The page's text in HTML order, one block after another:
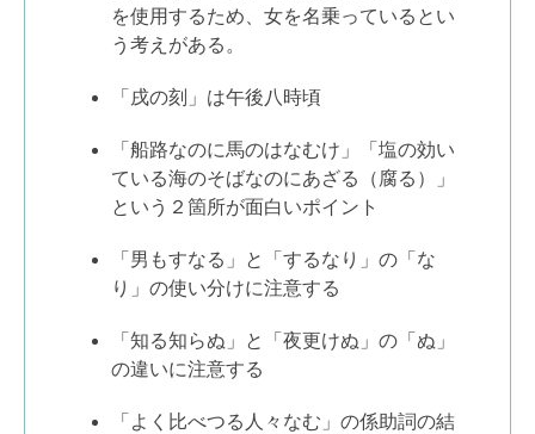
を使用するため、女を名乗っているとい
う考えがある。
「戌の刻」は午後八時頃
「船路なのに馬のはなむけ」「塩の効い
ている海のそばなのにあざる（腐る）」
という２箇所が面白いポイント
「男もすなる」と「するなり」の「な
り」の使い分けに注意する
「知る知らぬ」と「夜更けぬ」の「ぬ」
の違いに注意する
「よく比べつる人々なむ」の係助詞の結